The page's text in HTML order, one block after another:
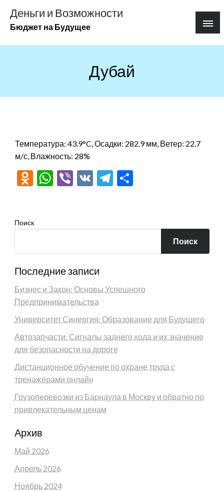
содержимому
Деньги и Возможности
Бюджет на Будущее
Дубай
Температура: 43.9°C, Осадки: 282.9 мм, Ветер: 22.7
м/с, Влажность: 28%
Odnoklassniki
WhatsApp
Viber
VK Telegram
Поиск
Поиск
Последние записи
Бизнес и Закон: Основы Успешного
Предпринимательства
Университет Синергия: Образование для Будущего
Автозапчасти: Сигналы заднего хода и их значение
для безопасности на дороге
Дистанционное обучение по охране труда с
тренажёрами онлайн
Грузоперевозки из Барнаула в Москву и обратно по
привлекательным ценам
Архив
Май 2026
Апрель 2026
Ноябрь 2024